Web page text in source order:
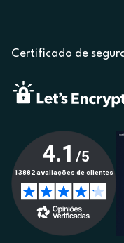
Certificado de